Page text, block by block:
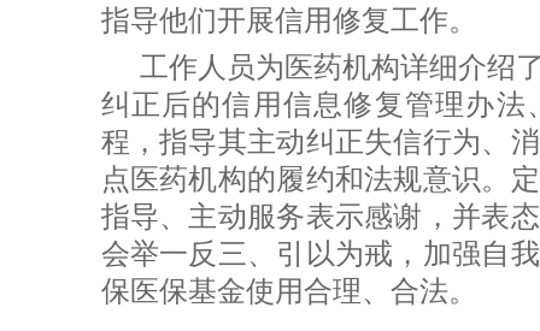
指导他们开展信用修复工作。
工作人员为医药机构详细介绍
纠正后的信用信息修复管理办
程，指导其主动纠正失信行为、
点医药机构的履约和法规意识。
指导、主动服务表示感谢，并表
会举一反三、引以为戒，加强自
保医保基金使用合理、合法。